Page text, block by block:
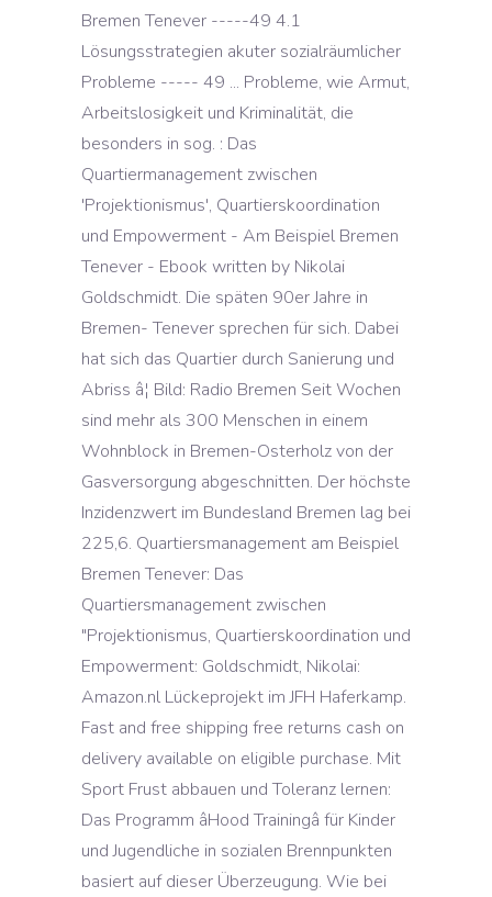
Bremen Tenever -----49 4.1
Lösungsstrategien akuter sozialräumlicher
Probleme ----- 49 ... Probleme, wie Armut,
Arbeitslosigkeit und Kriminalität, die
besonders in sog. : Das
Quartiermanagement zwischen
'Projektionismus', Quartierskoordination
und Empowerment - Am Beispiel Bremen
Tenever - Ebook written by Nikolai
Goldschmidt. Die späten 90er Jahre in
Bremen- Tenever sprechen für sich. Dabei
hat sich das Quartier durch Sanierung und
Abriss â¦ Bild: Radio Bremen Seit Wochen
sind mehr als 300 Menschen in einem
Wohnblock in Bremen-Osterholz von der
Gasversorgung abgeschnitten. Der höchste
Inzidenzwert im Bundesland Bremen lag bei
225,6. Quartiersmanagement am Beispiel
Bremen Tenever: Das
Quartiersmanagement zwischen
"Projektionismus, Quartierskoordination und
Empowerment: Goldschmidt, Nikolai:
Amazon.nl Lückeprojekt im JFH Haferkamp.
Fast and free shipping free returns cash on
delivery available on eligible purchase. Mit
Sport Frust abbauen und Toleranz lernen:
Das Programm âHood Trainingâ für Kinder
und Jugendliche in sozialen Brennpunkten
basiert auf dieser Überzeugung. Wie bei